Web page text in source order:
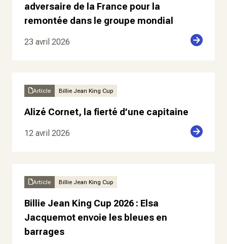
adversaire de la France pour la
remontée dans le groupe mondial
23 avril 2026
Article Billie Jean King Cup
Alizé Cornet, la fierté d’une capitaine
12 avril 2026
Article Billie Jean King Cup
Billie Jean King Cup 2026 : Elsa
Jacquemot envoie les bleues en
barrages